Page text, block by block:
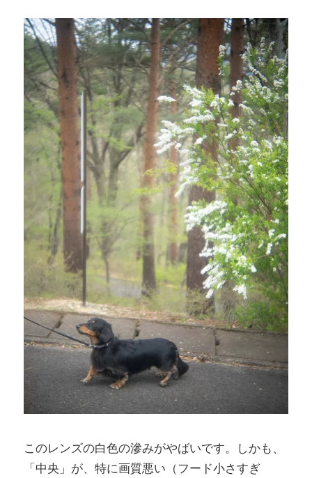
このレンズの白色の滲みがやばいです。しかも、
「中央」が、特に画質悪い（フード小さすぎ